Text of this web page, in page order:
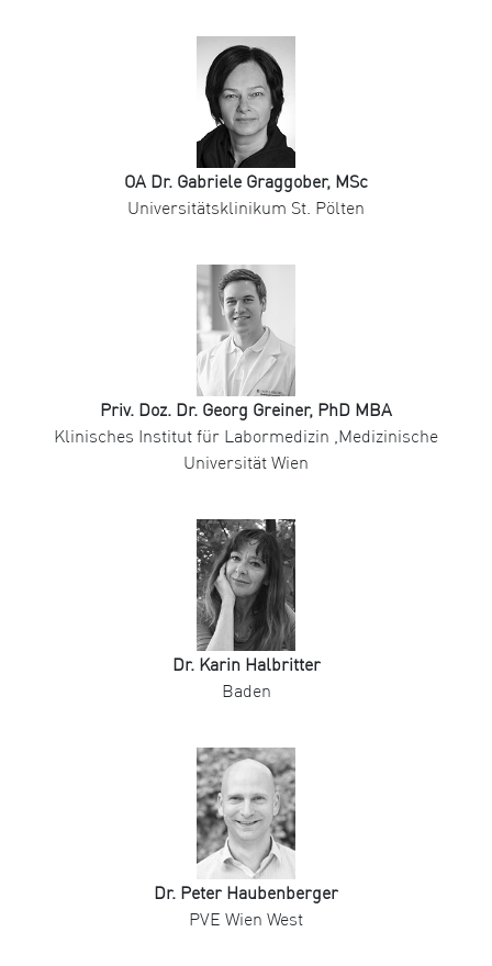
OA Dr. Gabriele Graggober, MSc
Universitätsklinikum St. Pölten
Priv. Doz. Dr. Georg Greiner, PhD MBA
Klinisches Institut für Labormedizin ,Medizinische
Universität Wien
Dr. Karin Halbritter
Baden
Dr. Peter Haubenberger
PVE Wien West